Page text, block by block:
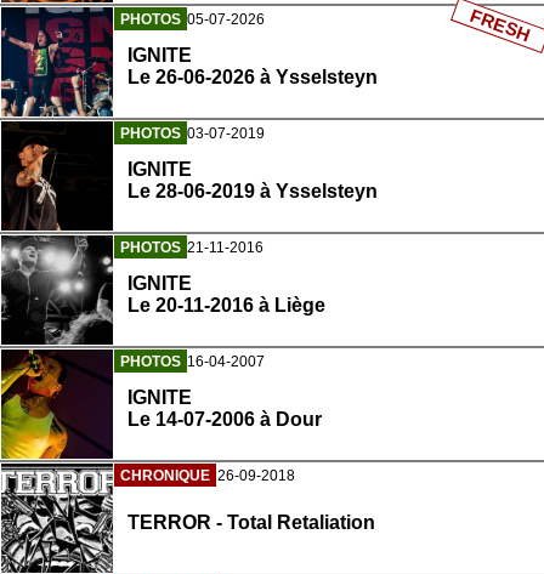
PHOTOS 05-07-2026
IGNITE
Le 26-06-2026 à Ysselsteyn
FRESH
PHOTOS 03-07-2019
IGNITE
Le 28-06-2019 à Ysselsteyn
PHOTOS 21-11-2016
IGNITE
Le 20-11-2016 à Liège
PHOTOS 16-04-2007
IGNITE
Le 14-07-2006 à Dour
CHRONIQUE 26-09-2018
TERROR - Total Retaliation